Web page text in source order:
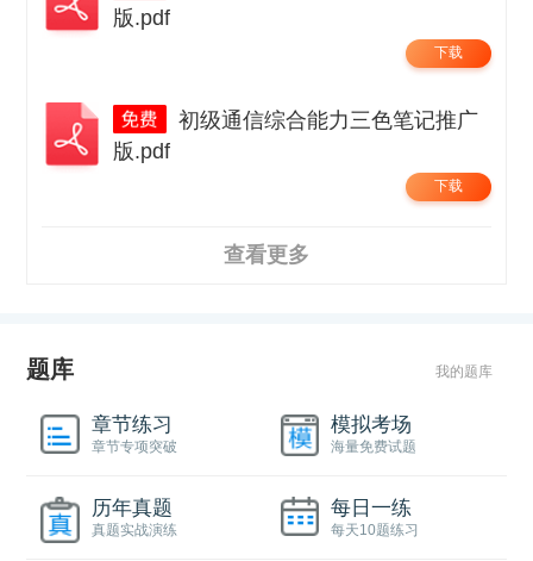
版.pdf
下载
初级通信综合能力三色笔记推广
版.pdf
下载
查看更多
题库 我的题库
章节练习
章节专项突破
模拟考场
海量免费试题
历年真题
真题实战演练
每日一练
每天10题练习